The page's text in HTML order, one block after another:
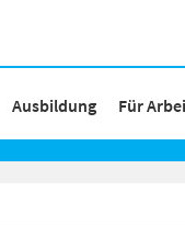
Ausbildung Für